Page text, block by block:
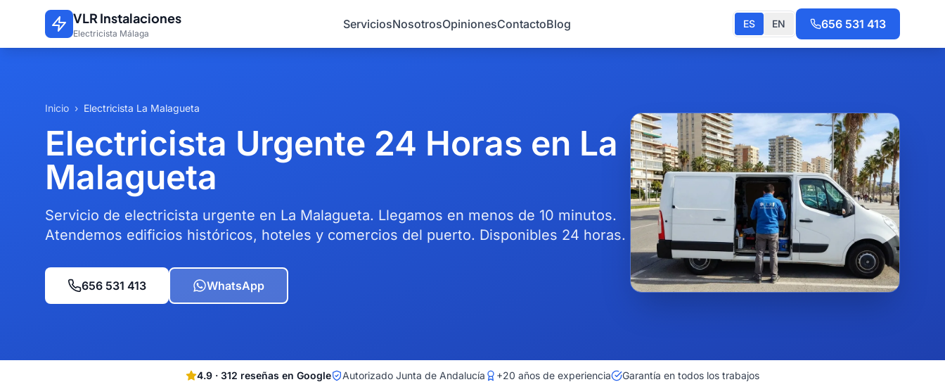
Saltar al contenido principal
VLR Instalaciones
Electricista Málaga
ServiciosNosotrosOpinionesContactoBlog ES EN 656 531 413
Inicio › Electricista La Malagueta
Electricista Urgente 24 Horas en La
Malagueta
Servicio de electricista urgente en La Malagueta. Llegamos en menos de 10 minutos.
Atendemos edificios históricos, hoteles y comercios del puerto. Disponibles 24 horas.
656 531 413 WhatsApp
4.9 · 312 reseñas en Google Autorizado Junta de Andalucía +20 años de experiencia Garantía en todos los trabajos